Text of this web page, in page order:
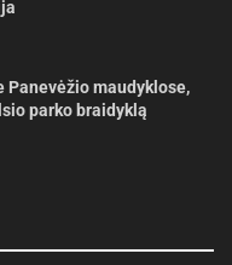
Panevėžio maudyklose,
parko braidyklą